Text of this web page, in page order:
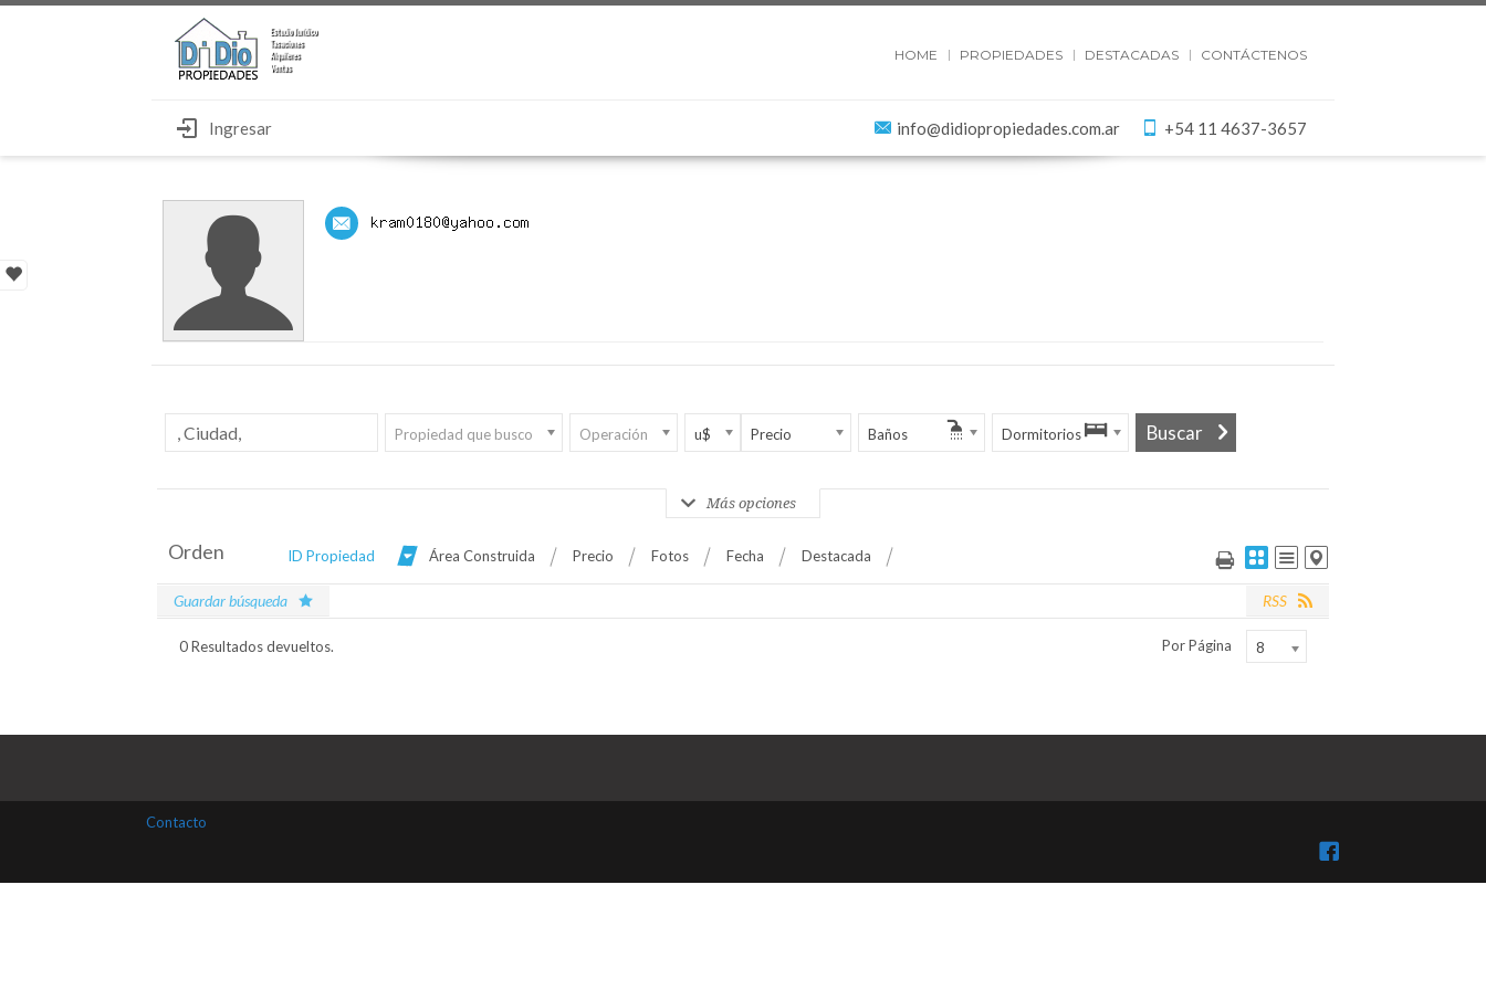
HOME PROPIEDADES DESTACADAS CONTÁCTENOS
Ingresar +54 11 4637-3657
info@didiopropiedades.com.ar
Propiedad que busco Operación u$ Precio Baños Dormitorios
Más opciones
Orden ID Propiedad Área Construida Precio Fotos Fecha Destacada
RSS
Guardar búsqueda
0 Resultados devueltos. Por Página 8
Facebook
Contacto